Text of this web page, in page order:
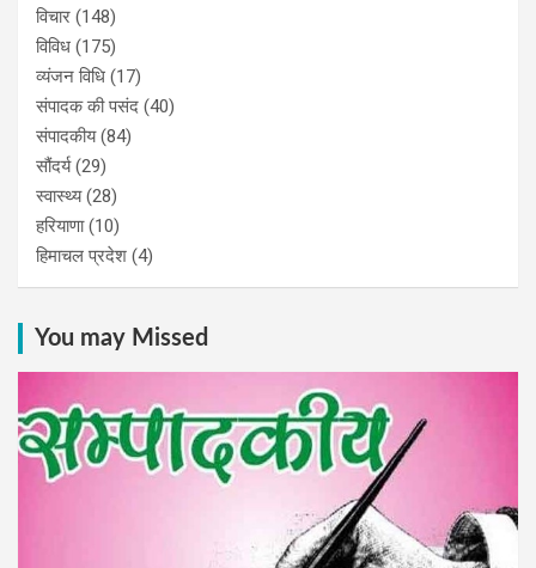
विचार (148)
विविध (175)
व्यंजन विधि (17)
संपादक की पसंद (40)
संपादकीय(84)
सौंदर्य(29)
स्वास्थ्य(28)
हरियाणा(10)
हिमाचल प्रदेश (4)
You may Missed